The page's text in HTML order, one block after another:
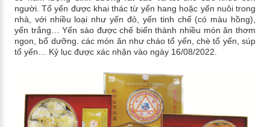
người. Tổ yến được khai thác từ yến hang hoặc yến nuôi trong
nhà, với nhiều loại như yến đỏ, yến tinh chế (có màu hồng),
yến trắng… Yến sào được chế biến thành nhiều món ăn thơm
ngon, bổ dưỡng. các món ăn như cháo tổ yến, chè tổ yến, súp
tổ yến… Kỷ lục được xác nhận vào ngày 16/08/2022.